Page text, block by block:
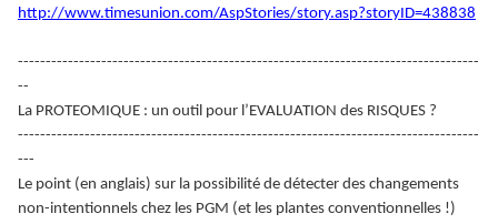
http://www.timesunion.com/AspStories/story.asp?storyID=438838
-----------------------------------------------------------------------------------
--
La PROTEOMIQUE : un outil pour l’EVALUATION des RISQUES ?
-----------------------------------------------------------------------------------
---
Le point (en anglais) sur la possibilité de détecter des changements
non-intentionnels chez les PGM (et les plantes conventionnelles !)